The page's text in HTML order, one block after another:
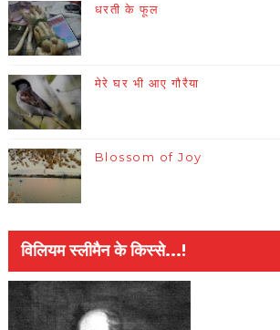
धरती के फूल
मेरे घर भी आए गौरैया
Blossom of Joy
विलियम स्लीमैन के किस्से...!